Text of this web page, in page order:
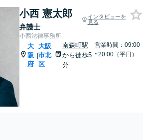
小西 憲太郎
弁護士
インタビューを
見る
小西法律事務所
大
阪
府
|
大阪
市北
区
南森町駅
から徒歩5
分
営業時間：09:00
~20:00（平日）